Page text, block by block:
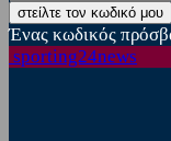
Ένας κωδικός
sporting24news